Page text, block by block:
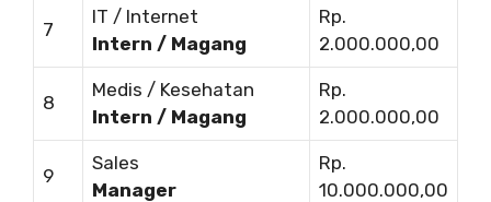
7
IT / Internet
Intern / Magang
Rp.
2.000.000,00
8
Medis / Kesehatan
Intern / Magang
Rp.
2.000.000,00
9
Sales
Manager
Rp.
10.000.000,00